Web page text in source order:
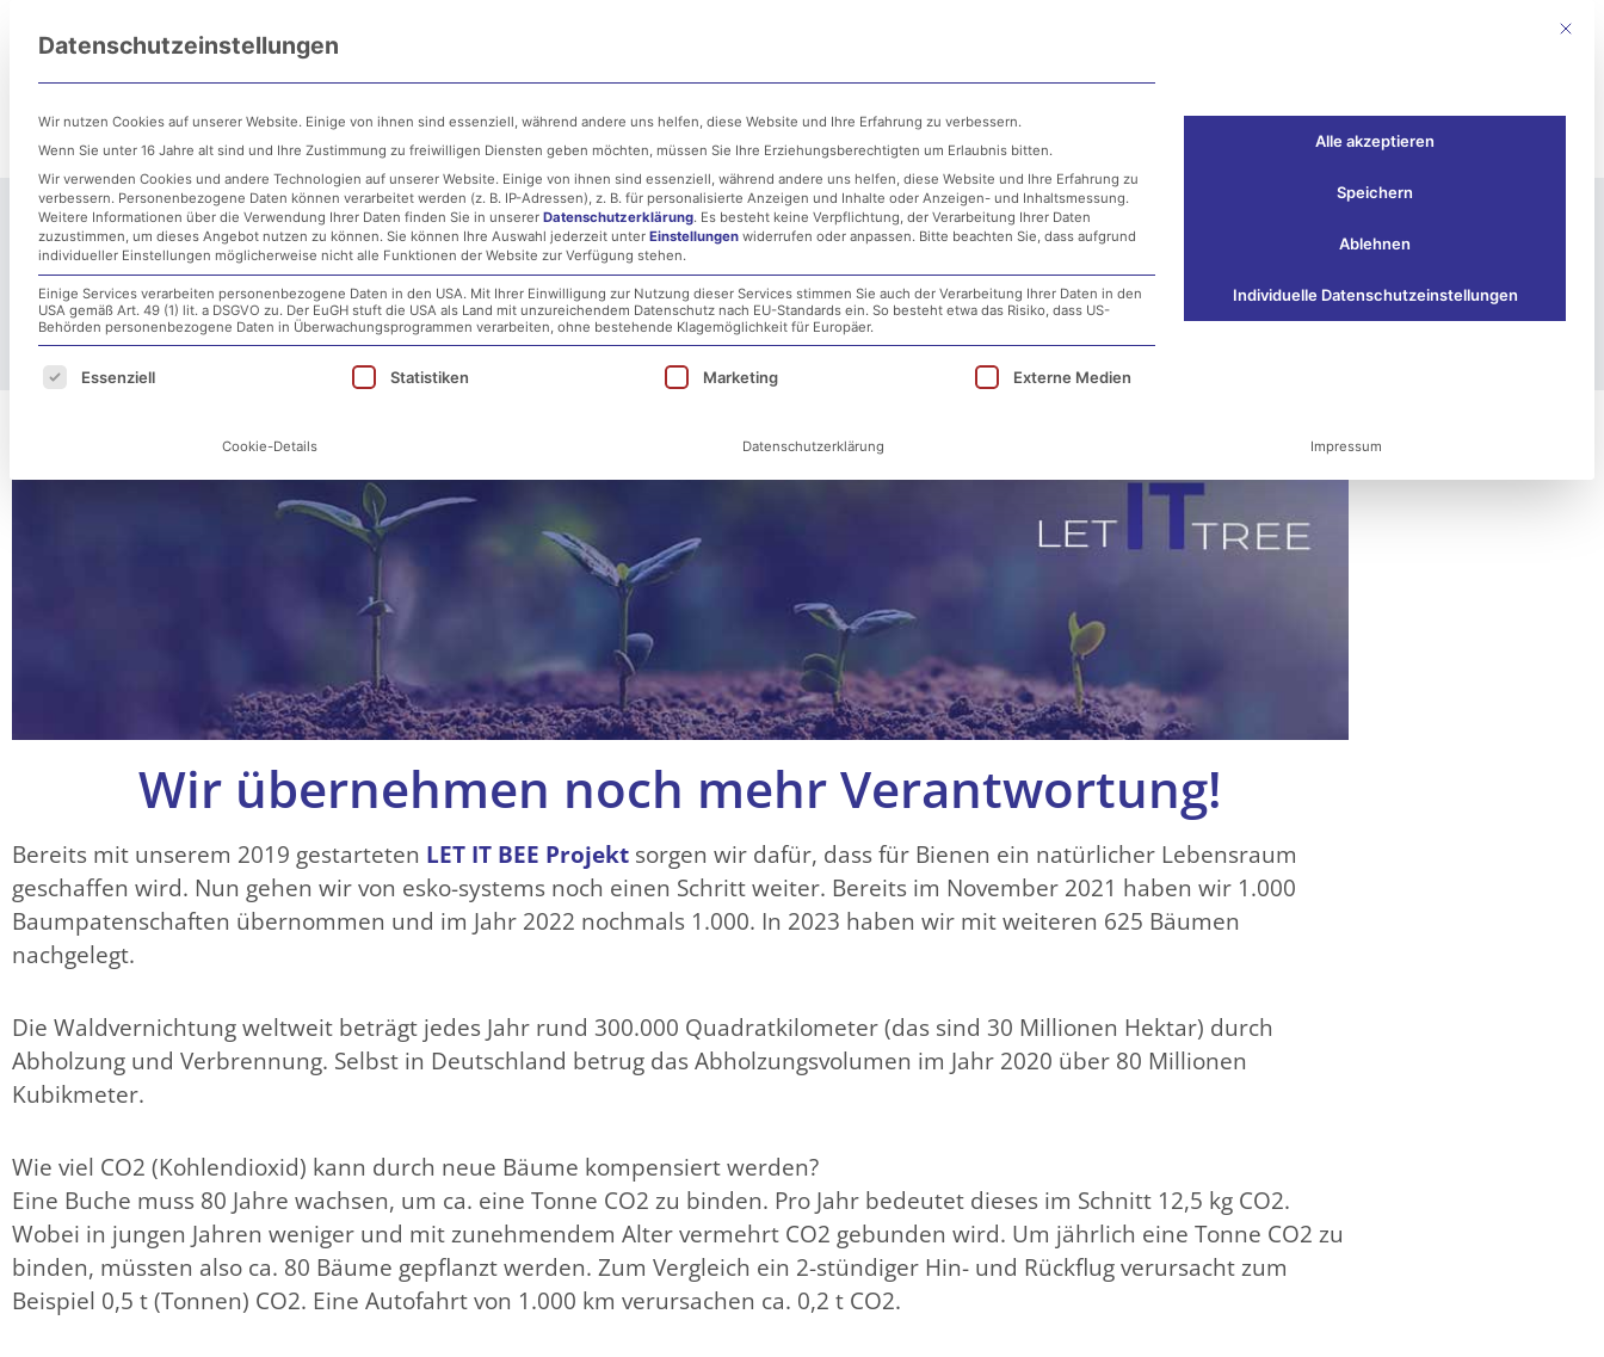
Inhalt
springen
Unternehmen MSP IT-Security Infrastructure Events
LET IT TREE | Weil jeder Baum zählt!
Wir übernehmen noch mehr Verantwortung!
Bereits mit unserem 2019 gestarteten LET IT BEE Projekt sorgen wir dafür, dass für Bienen ein natürlicher Lebensraum
geschaffen wird. Nun gehen wir von esko-systems noch einen Schritt weiter. Bereits im November 2021 haben wir 1.000
Baumpatenschaften übernommen und im Jahr 2022 nochmals 1.000. In 2023 haben wir mit weiteren 625 Bäumen
nachgelegt.
Die Waldvernichtung weltweit beträgt jedes Jahr rund 300.000 Quadratkilometer (das sind 30 Millionen Hektar) durch
Abholzung und Verbrennung. Selbst in Deutschland betrug das Abholzungsvolumen im Jahr 2020 über 80 Millionen
Kubikmeter.
Wie viel CO2 (Kohlendioxid) kann durch neue Bäume kompensiert werden?
Eine Buche muss 80 Jahre wachsen, um ca. eine Tonne CO2 zu binden. Pro Jahr bedeutet dieses im Schnitt 12,5 kg CO2.
Wobei in jungen Jahren weniger und mit zunehmendem Alter vermehrt CO2 gebunden wird. Um jährlich eine Tonne CO2 zu
binden, müssten also ca. 80 Bäume gepflanzt werden. Zum Vergleich ein 2-stündiger Hin- und Rückflug verursacht zum
Beispiel 0,5 t (Tonnen) CO2. Eine Autofahrt von 1.000 km verursachen ca. 0,2 t CO2.
Mit
Datenschutzeinstellungen
Wir nutzen Cookies auf unserer Website. Einige von ihnen sind essenziell, während andere uns helfen, diese Website und Ihre Erfahrung zu verbessern.
Wenn Sie unter 16 Jahre alt sind und Ihre Zustimmung zu freiwilligen Diensten geben möchten, müssen Sie Ihre Erziehungsberechtigten um Erlaubnis bitten.
Wir verwenden Cookies und andere Technologien auf unserer Website. Einige von ihnen sind essenziell, während andere uns helfen, diese Website und Ihre Erfahrung zu
verbessern. Personenbezogene Daten können verarbeitet werden (z. B. IP-Adressen), z. B. für personalisierte Anzeigen und Inhalte oder Anzeigen- und Inhaltsmessung.
Weitere Informationen über die Verwendung Ihrer Daten finden Sie in unserer Datenschutzerklärung. Es besteht keine Verpflichtung, der Verarbeitung Ihrer Daten
zuzustimmen, um dieses Angebot nutzen zu können. Sie können Ihre Auswahl jederzeit unter Einstellungen widerrufen oder anpassen. Bitte beachten Sie, dass aufgrund
individueller Einstellungen möglicherweise nicht alle Funktionen der Website zur Verfügung stehen.
Einige Services verarbeiten personenbezogene Daten in den USA. Mit Ihrer Einwilligung zur Nutzung dieser Services stimmen Sie auch der Verarbeitung Ihrer Daten in den
USA gemäß Art. 49 (1) lit. a DSGVO zu. Der EuGH stuft die USA als Land mit unzureichendem Datenschutz nach EU-Standards ein. So besteht etwa das Risiko, dass US-
Behörden personenbezogene Daten in Überwachungsprogrammen verarbeiten, ohne bestehende Klagemöglichkeit für Europäer.
Es folgt eine Liste der Service-Gruppen, für die eine Einwilligung erteilt werden kann. Die erste Service-Gruppe ist essenziell und kann nicht
Essenziell Statistiken Marketing Externe Medien
Alle akzeptieren
Speichern
Ablehnen
Individuelle Datenschutzeinstellungen
Cookie-Details Datenschutzerklärung Impressum